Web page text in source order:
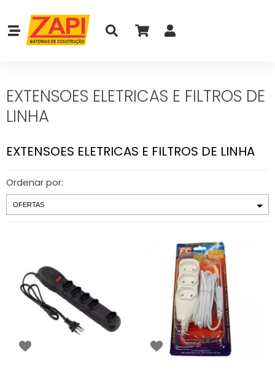
EXTENSOES ELETRICAS E FILTROS DE
LINHA
EXTENSOES ELETRICAS E FILTROS DE LINHA
Ordenar por: